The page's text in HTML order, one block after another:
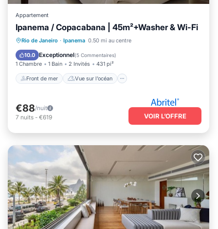
Appartement
Ipanema / Copacabana | 45m²+Washer & Wi-Fi
Rio de Janeiro · Ipanema 0.50 mi au centre
10.0 Exceptionnel(5 Commentaires)
1 Chambre 1 Bain 2 Invités 431 pi²
Front de mer Vue sur l’océan
Front de mer Vue sur l’océan
Cuisine
€88/nuit
7 nuits - €619 VOIR L’OFFRE